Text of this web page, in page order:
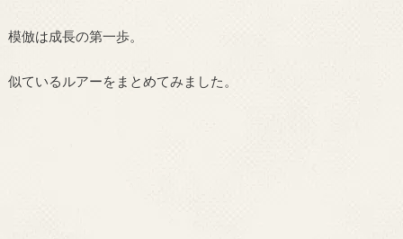
模倣は成長の第一歩。
似ているルアーをまとめてみました。